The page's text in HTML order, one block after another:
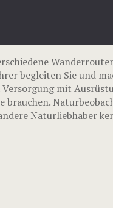
begleiten Sie und
Versorgung mit
brauchen.
Naturliebhaber